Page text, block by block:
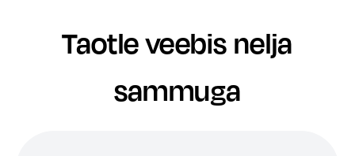
Taotle veebis nelja
sammuga